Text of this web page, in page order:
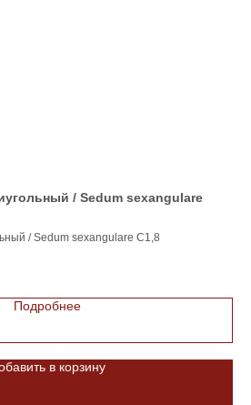
/ Sedum sexangulare
/ Sedum sexangulare С1,8
Подробнее
в корзину